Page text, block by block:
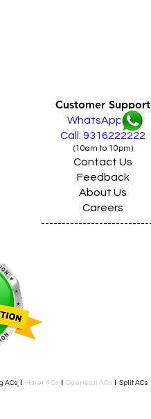
Customer Support
WhatsApp
Call: 9316222222
(10am to 10pm)
Contact Us
Feedback
About Us
Careers
ACs Haier ACs Ogeneral ACs Split ACs